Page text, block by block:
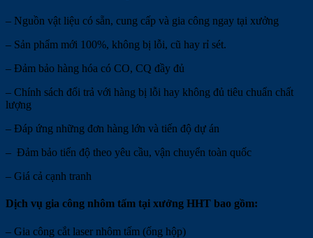
– Nguồn vật liệu có sẵn, cung cấp và gia công ngay tại xưởng
– Sản phẩm mới 100%, không bị lỗi, cũ hay rỉ sét.
– Đảm bảo hàng hóa có CO, CQ đầy đủ
– Chính sách đổi trả với hàng bị lỗi hay không đủ tiêu chuẩn chất
lượng
– Đáp ứng những đơn hàng lớn và tiến độ dự án
– Đảm bảo tiến độ theo yêu cầu, vận chuyển toàn quốc
– Giá cả cạnh tranh
Dịch vụ gia công nhôm tấm tại xưởng HHT bao gồm:
– Gia công cắt laser nhôm tấm (ống hộp)